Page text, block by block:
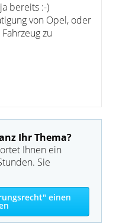
bereits :-)
von Opel, oder
zu
Ihr Thema?
Ihnen ein
Sie
einen